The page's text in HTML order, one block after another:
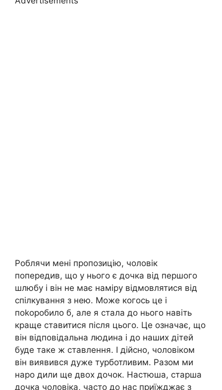
Роблячи мені пропозицію, чоловік
попередив, що у нього є дочка від першого
шлюбу і він не має наміру відмовлятися від
спілкування з нею. Може когось це і
поkоробило б, але я стала до нього навіть
краще ставитися після цього. Це означає, що
він відповідальна людина і до наших дітей
буде таке ж ставлення. І дійсно, чоловіком
він виявився дуже турботливим. Разом ми
наро дили ще двох дочок. Настюша, старша
дочка чоловіка, часто до нас приїжджає з